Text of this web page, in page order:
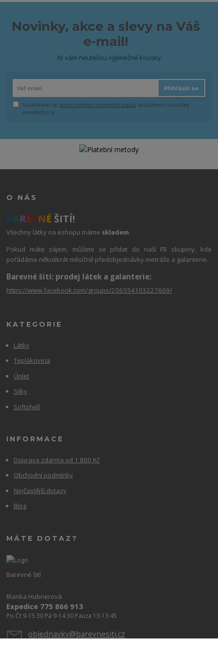
Novinky, akce a slevy na Váš
e-mail!
Ať vám neutečou výjimečné kousky
Přihlásit se
Souhlasím se zpracováním osobních údajů za účelem rozesílky
newsletteru.
O NÁS
BAREVNÉ ŠITÍ!
Všechny látky na eshopu máme skladem.
Pokud máte zájem, můžete se přidat do naší FB skupiny, kde
pořádáme několikrát měsíčně předobjednávky metráže a galanterie.
Barevné šití: prodej látek a galanterie:
https://www.facebook.com/groups/206554103227669/
KATEGORIE
Látky
Teplákovina
Úplet
Silky
Softshell
INFORMACE
Doprava zdarma od 1 800 Kč
Obchodní podmínky
Nejčastější dotazy
Blog
MÁTE DOTAZ?
Barevné šití
Blanka Hubnerová
Expedice 775 866 913
Po-Čt 9-15:30 Pá 9-14:30 Pauza 13-13:45
objednavky@barevnesiti.cz